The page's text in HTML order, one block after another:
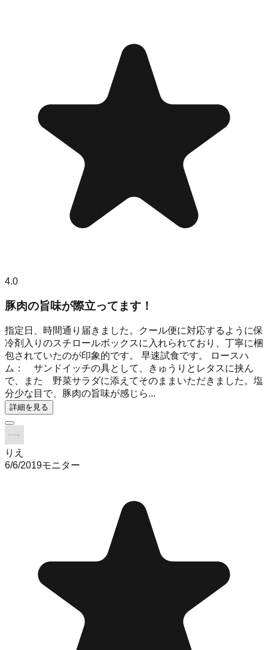
4.0
豚肉の旨味が際立ってます！
指定日、時間通り届きました。クール便に対応するように保
冷剤入りのスチロールボックスに入れられており、丁寧に梱
包されていたのが印象的です。 早速試食です。 ロースハ
ム： サンドイッチの具として、きゅうりとレタスに挟ん
で、また 野菜サラダに添えてそのままいただきました。塩
分少な目で、豚肉の旨味が感じら...
詳細を見る
りえ
6/6/2019モニター